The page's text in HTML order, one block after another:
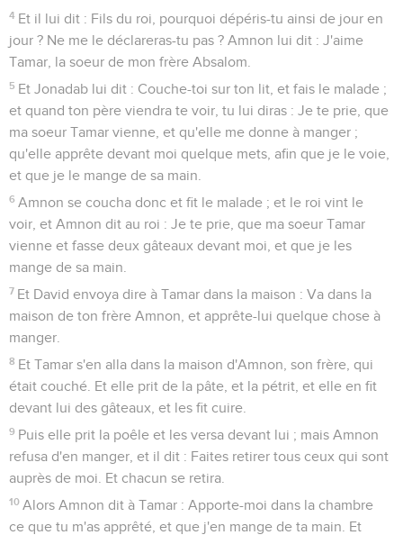
4 Et il lui dit : Fils du roi, pourquoi dépéris-tu ainsi de jour en
jour ? Ne me le déclareras-tu pas ? Amnon lui dit : J'aime
Tamar, la soeur de mon frère Absalom.
5 Et Jonadab lui dit : Couche-toi sur ton lit, et fais le malade ;
et quand ton père viendra te voir, tu lui diras : Je te prie, que
ma soeur Tamar vienne, et qu'elle me donne à manger ;
qu'elle apprête devant moi quelque mets, afin que je le voie,
et que je le mange de sa main.
6 Amnon se coucha donc et fit le malade ; et le roi vint le
voir, et Amnon dit au roi : Je te prie, que ma soeur Tamar
vienne et fasse deux gâteaux devant moi, et que je les
mange de sa main.
7 Et David envoya dire à Tamar dans la maison : Va dans la
maison de ton frère Amnon, et apprête-lui quelque chose à
manger.
8 Et Tamar s'en alla dans la maison d'Amnon, son frère, qui
était couché. Et elle prit de la pâte, et la pétrit, et elle en fit
devant lui des gâteaux, et les fit cuire.
9 Puis elle prit la poêle et les versa devant lui ; mais Amnon
refusa d'en manger, et il dit : Faites retirer tous ceux qui sont
auprès de moi. Et chacun se retira.
10 Alors Amnon dit à Tamar : Apporte-moi dans la chambre
ce que tu m'as apprêté, et que j'en mange de ta main. Et